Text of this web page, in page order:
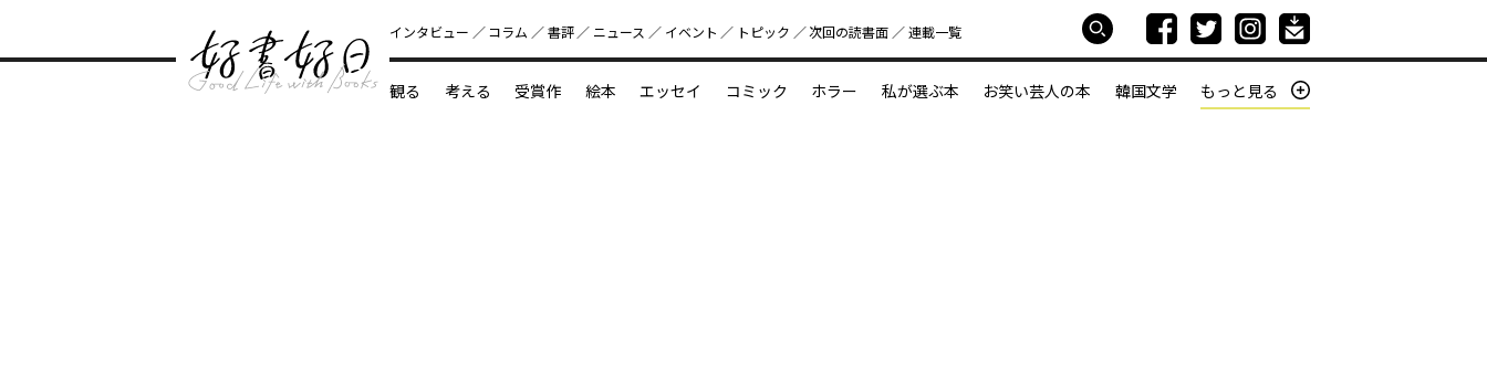
好書好日
インタビュー コラム 書評 ニュース イベント トピック 次回の読書⾯ 連載一覧
観る 考える 受賞作 絵本 エッセイ コミック ホラー 私が選ぶ本 お笑い芸人の本 韓国文学 もっと見る